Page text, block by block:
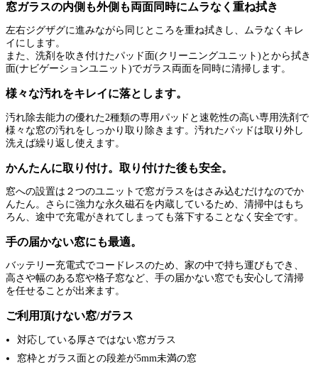
窓ガラスの内側も外側も両面同時にムラなく重ね拭き
左右ジグザグに進みながら同じところを重ね拭きし、ムラなくキレ
イにします。
また、洗剤を吹き付けたパッド面(クリーニングユニット)とから拭き
面(ナビゲーションユニット)でガラス両面を同時に清掃します。
様々な汚れをキレイに落とします。
汚れ除去能力の優れた2種類の専用パッドと速乾性の高い専用洗剤で
様々な窓の汚れをしっかり取り除きます。汚れたパッドは取り外し
洗えば繰り返し使えます。
かんたんに取り付け。取り付けた後も安全。
窓への設置は２つのユニットで窓ガラスをはさみ込むだけなのでか
んたん。さらに強力な永久磁石を内蔵しているため、清掃中はもち
ろん、途中で充電がきれてしまっても落下することなく安全です。
手の届かない窓にも最適。
バッテリー充電式でコードレスのため、家の中で持ち運びもでき、
高さや幅のある窓や格子窓など、手の届かない窓でも安心して清掃
を任せることが出来ます。
ご利用頂けない窓/ガラス
対応している厚さではない窓ガラス
窓枠とガラス面との段差が5mm未満の窓